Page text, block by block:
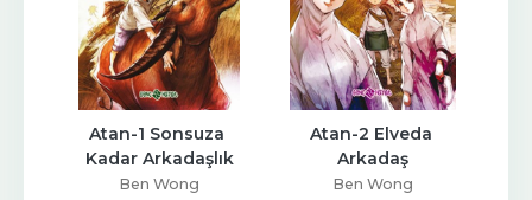
Atan-1 Sonsuza
Kadar Arkadaşlık
Ben Wong
Atan-2 Elveda
Arkadaş
Ben Wong